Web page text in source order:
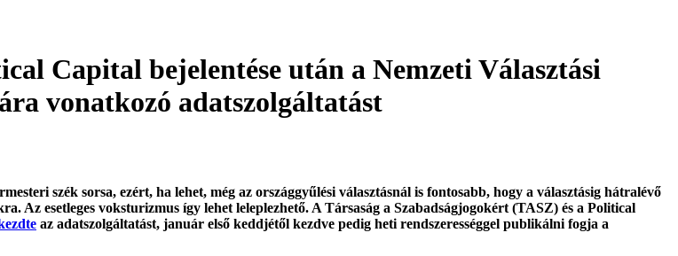
Capital bejelentése után a Nemzeti Választási
vonatkozó adatszolgáltatást
szék sorsa, ezért, ha lehet, még az országgyűlési választásnál is fontosabb, hogy a választásig hátralévő
Az esetleges voksturizmus így lehet leleplezhető. A Társaság a Szabadságjogokért (TASZ) és a Political
az adatszolgáltatást, január első keddjétől kezdve pedig heti rendszerességgel publikálni fogja a